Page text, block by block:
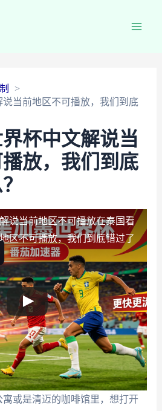
当前地区不可播放，我们到底
杯中文解说当
放，我们到底
说当前地区不可播放在泰国看
区不可播放，我们到底错过了
或是清迈的咖啡馆里，想打开